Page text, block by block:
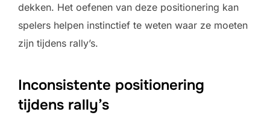
dekken. Het oefenen van deze positionering kan
spelers helpen instinctief te weten waar ze moeten
zijn tijdens rally’s.
Inconsistente positionering
tijdens rally’s